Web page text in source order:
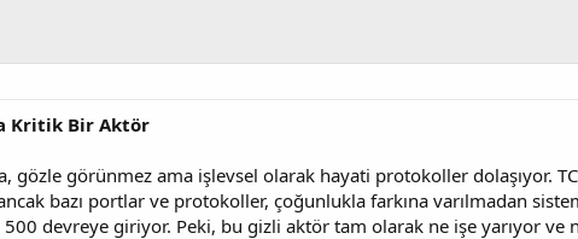
Kritik Bir Aktör
görünmez ama işlevsel olarak hayati protokoller dolaşıyor.
bazı portlar ve protokoller, çoğunlukla farkına varılmadan
devreye giriyor. Peki, bu gizli aktör tam olarak ne işe yarıyor ve